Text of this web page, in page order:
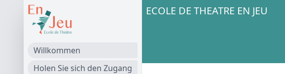
Willkommen
Holen Sie sich den Zugang
ECOLE DE THEATRE EN JEU